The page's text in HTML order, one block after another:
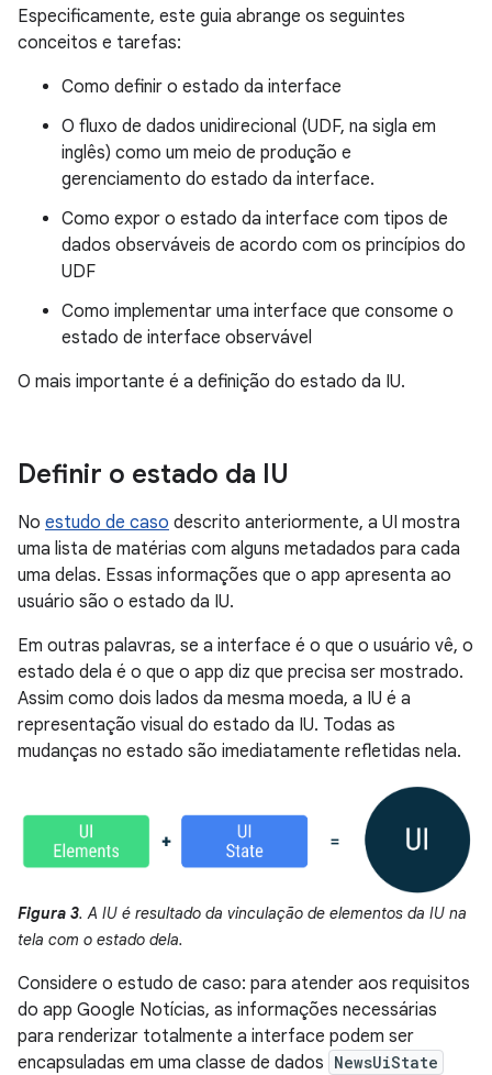
Especificamente, este guia abrange os seguintes
conceitos e tarefas:
Como definir o estado da interface
O fluxo de dados unidirecional (UDF, na sigla em
inglês) como um meio de produção e
gerenciamento do estado da interface.
Como expor o estado da interface com tipos de
dados observáveis de acordo com os princípios do
UDF
Como implementar uma interface que consome o
estado de interface observável
O mais importante é a definição do estado da IU.
Definir o estado da IU
No estudo de caso descrito anteriormente, a UI mostra
uma lista de matérias com alguns metadados para cada
uma delas. Essas informações que o app apresenta ao
usuário são o estado da IU.
Em outras palavras, se a interface é o que o usuário vê, o
estado dela é o que o app diz que precisa ser mostrado.
Assim como dois lados da mesma moeda, a IU é a
representação visual do estado da IU. Todas as
mudanças no estado são imediatamente refletidas nela.
Figura 3. A IU é resultado da vinculação de elementos da IU na
tela com o estado dela.
Considere o estudo de caso: para atender aos requisitos
do app Google Notícias, as informações necessárias
para renderizar totalmente a interface podem ser
encapsuladas em uma classe de dados NewsUiState